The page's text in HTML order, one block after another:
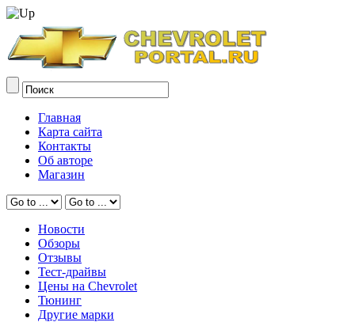
Главная
Карта сайта
Контакты
Об авторе
Магазин
Новости
Обзоры
Отзывы
Тест-драйвы
Цены на Chevrolet
Тюнинг
Другие марки